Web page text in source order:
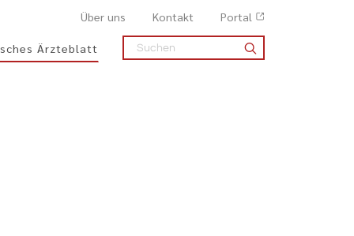
Über uns Kontakt Portal
Ärzteblatt